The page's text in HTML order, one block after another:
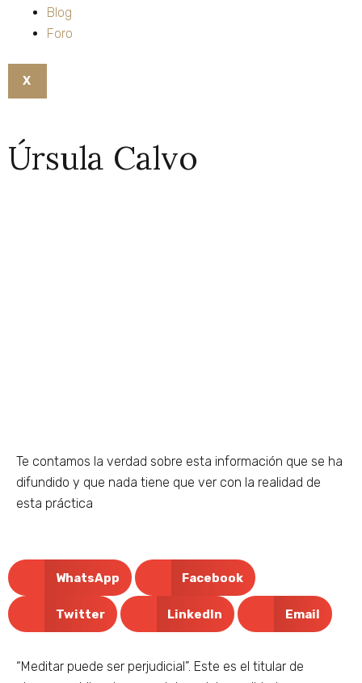
Blog
Foro
X
Úrsula Calvo
Te contamos la verdad sobre esta información que se ha
difundido y que nada tiene que ver con la realidad de
esta práctica
WhatsApp Facebook
Twitter LinkedIn Email
“Meditar puede ser perjudicial”. Este es el titular de